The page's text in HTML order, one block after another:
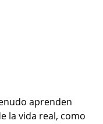
aprenden
la vida real, como